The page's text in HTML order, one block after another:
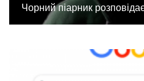
Чорний піарник